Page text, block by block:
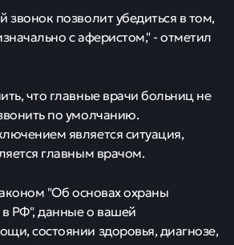
звонок позволит убедиться в том,
с аферистом," - отметил
что главные врачи больниц не
по умолчанию.
является ситуация,
главным врачом.
"Об основах охраны
РФ", данные о вашей
состоянии здоровья, диагнозе,